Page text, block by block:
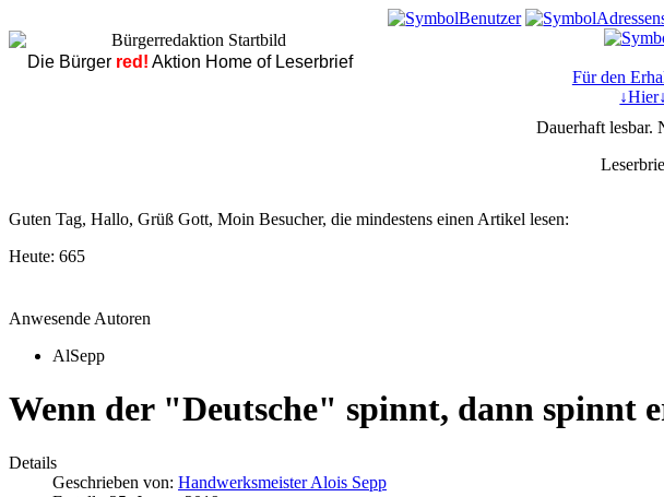
Die Bürger red! Aktion Home of Leserbrief
Für den
Dauerhaft lesbar.
Guten Tag, Hallo, Grüß Gott, Moin Besucher, die mindestens einen Artikel lesen:
Heute: 665
Anwesende Autoren
AlSepp
Wenn der "Deutsche" spinnt, dann spinnt
Details
Geschrieben von: Handwerksmeister Alois Sepp